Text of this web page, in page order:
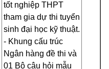
tốt nghiệp THPT
tham gia dự thi tuyển
sinh đại học kỹ thuật.
- Khung cấu trúc
Ngân hàng đề thi và
01 Bộ câu hỏi mẫu